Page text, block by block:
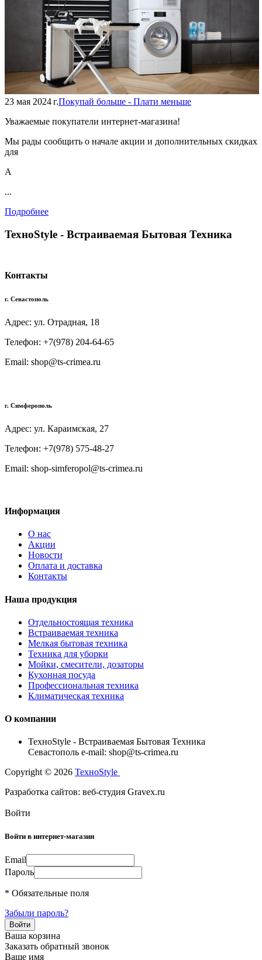
23 мая 2024 г.Покупай больше - Плати меньше
Уважаемые покупатели интернет-магазина!
Мы рады сообщить о начале акции и дополнительных скидках
для
А
...
Подробнее
TexноStyle - Встраиваемая Бытовая Техника
Контакты
г. Севастополь
Адрес: ул. Отрадная, 18
Телефон: +7(978) 204-64-65
Email: shop@ts-crimea.ru
г. Симферополь
Адрес: ул. Караимская, 27
Телефон: +7(978) 575-48-27
Email: shop-simferopol@ts-crimea.ru
Информация
О нас
Акции
Новости
Оплата и доставка
Контакты
Наша продукция
Отдельностоящая техника
Встраиваемая техника
Мелкая бытовая техника
Техника для уборки
Мойки, смесители, дозаторы
Кухонная посуда
Профессиональная техника
Климатическая техника
О компании
TexноStyle - Встраиваемая Бытовая Техника
Севастополь e-mail: shop@ts-crimea.ru
Copyright © 2026 TexноStyle
Разработка сайтов: веб-студия Gravex.ru
Войти
Войти в интернет-магазин
Email
Пароль
* Обязательные поля
Забыли пароль?
Ваша корзина
Заказать обратный звонок
Ваше имя